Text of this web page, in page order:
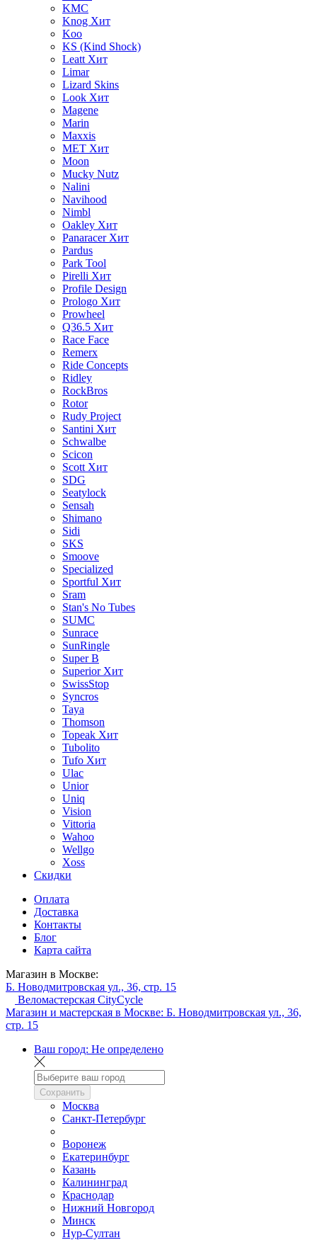
KMC
Knog Хит
Koo
KS (Kind Shock)
Leatt Хит
Limar
Lizard Skins
Look Хит
Magene
Marin
Maxxis
MET Хит
Moon
Mucky Nutz
Nalini
Navihood
Nimbl
Oakley Хит
Panaracer Хит
Pardus
Park Tool
Pirelli Хит
Profile Design
Prologo Хит
Prowheel
Q36.5 Хит
Race Face
Remerx
Ride Concepts
Ridley
RockBros
Rotor
Rudy Project
Santini Хит
Schwalbe
Scicon
Scott Хит
SDG
Seatylock
Sensah
Shimano
Sidi
SKS
Smoove
Specialized
Sportful Хит
Sram
Stan's No Tubes
SUMC
Sunrace
SunRingle
Super B
Superior Хит
SwissStop
Syncros
Taya
Thomson
Topeak Хит
Tubolito
Tufo Хит
Ulac
Unior
Uniq
Vision
Vittoria
Wahoo
Wellgo
Xoss
Скидки
Оплата
Доставка
Контакты
Блог
Карта сайта
Магазин в Москве:
Б. Новодмитровская ул., 36, стр. 15
Веломастерская CityCycle
Магазин и мастерская в Москве: Б. Новодмитровская ул., 36,
стр. 15
Ваш город: Не определено
Сохранить
Москва
Санкт-Петербург
Воронеж
Екатеринбург
Казань
Калининград
Краснодар
Нижний Новгород
Минск
Нур-Султан